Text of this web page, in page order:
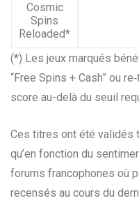
Cosmic
Spins
Reloaded*
(*) Les jeux marqués
“Free Spins + Cash” ou
score au-delà du seuil
Ces titres ont été validés
qu’en fonction du
forums francophones où
recensés au cours du